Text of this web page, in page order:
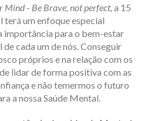
Mind- Be Brave, not perfect, a 15
terá um enfoque especial
importância para o bem-estar
de cada um de nós. Conseguir
próprios e na relação com os
lidar de forma positiva com as
e não temermos o futuro
a nossa Saúde Mental.